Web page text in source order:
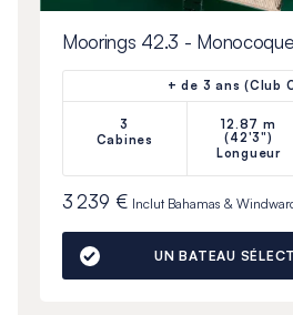
Moorings 42.3 -
+ de 3 ans (Club
3
Cabines
12.87 m
(42'3")
Longueur
3 239 € Inclut Bahamas &
UN BATEAU